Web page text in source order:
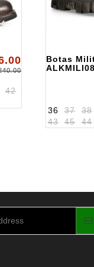
42
Botas
36 37 38
43
45 44